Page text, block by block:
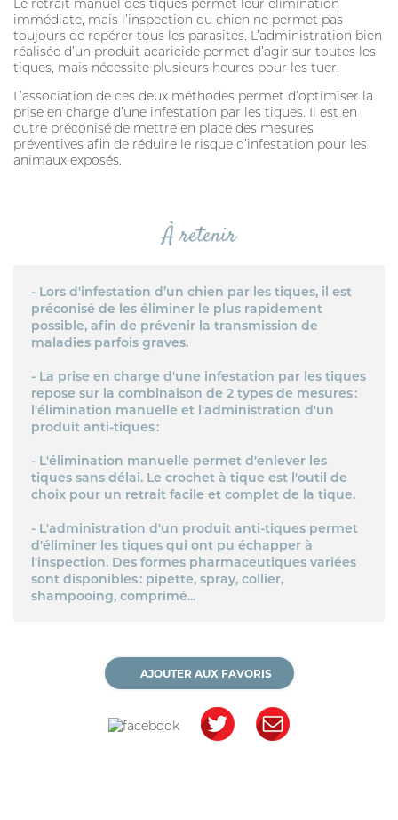
Le retrait manuel des tiques permet leur élimination
immédiate, mais l’inspection du chien ne permet pas
toujours de repérer tous les parasites. L’administration bien
réalisée d’un produit acaricide permet d’agir sur toutes les
tiques, mais nécessite plusieurs heures pour les tuer.
L’association de ces deux méthodes permet d’optimiser la
prise en charge d’une infestation par les tiques. Il est en
outre préconisé de mettre en place des mesures
préventives afin de réduire le risque d’infestation pour les
animaux exposés.
À retenir
- Lors d'infestation d’un chien par les tiques, il est
préconisé de les éliminer le plus rapidement
possible, afin de prévenir la transmission de
maladies parfois graves.
- La prise en charge d'une infestation par les tiques
repose sur la combinaison de 2 types de mesures :
l'élimination manuelle et l'administration d'un
produit anti-tiques :
- L'élimination manuelle permet d'enlever les
tiques sans délai. Le crochet à tique est l'outil de
choix pour un retrait facile et complet de la tique.
- L'administration d'un produit anti-tiques permet
d'éliminer les tiques qui ont pu échapper à
l'inspection. Des formes pharmaceutiques variées
sont disponibles : pipette, spray, collier,
shampooing, comprimé...
AJOUTER AUX FAVORIS